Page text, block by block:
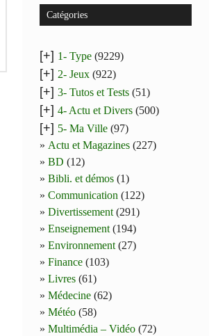
Catégories
[+] 1- Type (9229)
[+] 2- Jeux (922)
[+] 3- Tutos et Tests (51)
[+] 4- Actu et Divers (500)
[+] 5- Ma Ville (97)
Actu et Magazines (227)
BD (12)
Bibli. et démos (1)
Communication (122)
Divertissement (291)
Enseignement (194)
Environnement (27)
Finance (103)
Livres (61)
Médecine (62)
Météo (58)
Multimédia – Vidéo (72)